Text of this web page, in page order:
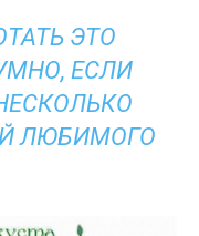
ЭТО
ЕСЛИ
ЛЮБИМОГО